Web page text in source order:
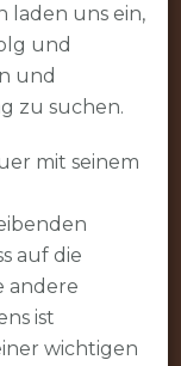
laden uns ein,
und
und
zu suchen.
mit seinem
auf die
andere
ist
wichtigen